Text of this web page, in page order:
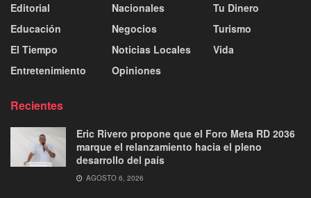
Editorial
Educación
El Tiempo
Entretenimiento
Nacionales
Negocios
Noticias Locales
Opiniones
Tu Dinero
Turismo
Vida
Recientes
Eric Rivero propone que el Foro Meta RD 2036
marque el relanzamiento hacia el pleno
desarrollo del país
AGOSTO 6, 2026